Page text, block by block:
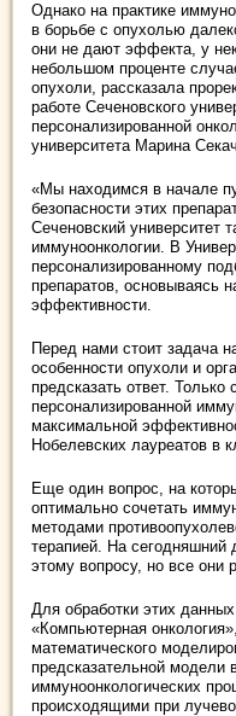
Однако на практике
в борьбе с опухолью
они не дают эффекта, у
небольшом проценте
опухоли, рассказала
работе Сеченовского
персонализированной
университета Марина
«Мы находимся в начале
безопасности этих
Сеченовский университет
иммуноонкологии. В
персонализированному
препаратов, основываясь
эффективности.
Перед нами стоит задача
особенности опухоли и
предсказать ответ.
персонализированной
максимальной
Нобелевских лауреатов в
Еще один вопрос, на
оптимально сочетать
методами
терапией. На сегодняшний
этому вопросу, но все они
Для обработки этих
«Компьютерная
математического
предсказательной модели
иммуноонкологических
происходящими при